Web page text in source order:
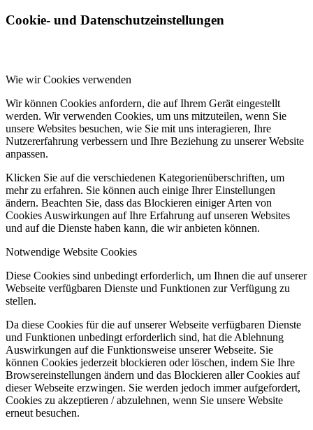
Cookie- und Datenschutzeinstellungen
Wie wir Cookies verwenden
Wir können Cookies anfordern, die auf Ihrem Gerät eingestellt
werden. Wir verwenden Cookies, um uns mitzuteilen, wenn Sie
unsere Websites besuchen, wie Sie mit uns interagieren, Ihre
Nutzererfahrung verbessern und Ihre Beziehung zu unserer Website
anpassen.
Klicken Sie auf die verschiedenen Kategorienüberschriften, um
mehr zu erfahren. Sie können auch einige Ihrer Einstellungen
ändern. Beachten Sie, dass das Blockieren einiger Arten von
Cookies Auswirkungen auf Ihre Erfahrung auf unseren Websites
und auf die Dienste haben kann, die wir anbieten können.
Notwendige Website Cookies
Diese Cookies sind unbedingt erforderlich, um Ihnen die auf unserer
Webseite verfügbaren Dienste und Funktionen zur Verfügung zu
stellen.
Da diese Cookies für die auf unserer Webseite verfügbaren Dienste
und Funktionen unbedingt erforderlich sind, hat die Ablehnung
Auswirkungen auf die Funktionsweise unserer Webseite. Sie
können Cookies jederzeit blockieren oder löschen, indem Sie Ihre
Browsereinstellungen ändern und das Blockieren aller Cookies auf
dieser Webseite erzwingen. Sie werden jedoch immer aufgefordert,
Cookies zu akzeptieren / abzulehnen, wenn Sie unsere Website
erneut besuchen.